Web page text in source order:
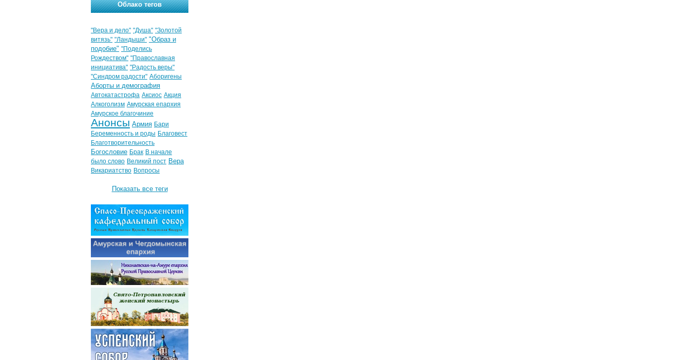
Облако тегов
"Вера и дело" "Душа" "Золотой
витязь" "Ландыши" "Образ и
подобие" "Поделись
Рождеством" "Православная
инициатива" "Радость веры"
"Синдром радости" Аборигены
Аборты и демография
Автокатастрофа Аксиос Акция
Алкоголизм Амурская епархия
Амурское благочиние
Анонсы Армия Бари
Беременность и роды Благовест
Благотворительность
Богословие Брак В начале
было слово Великий пост Вера
Викариатство Вопросы
Показать все теги